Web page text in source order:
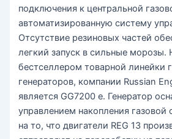
подключения к центральной
автоматизированную систему
Отсутствие резиновых частей
легкий запуск в сильные морозы.
бестселлером товарной линейки
генераторов, компании Russian
является GG7200 e. Генератор
управлением накопления
на то, что двигатели REG 13